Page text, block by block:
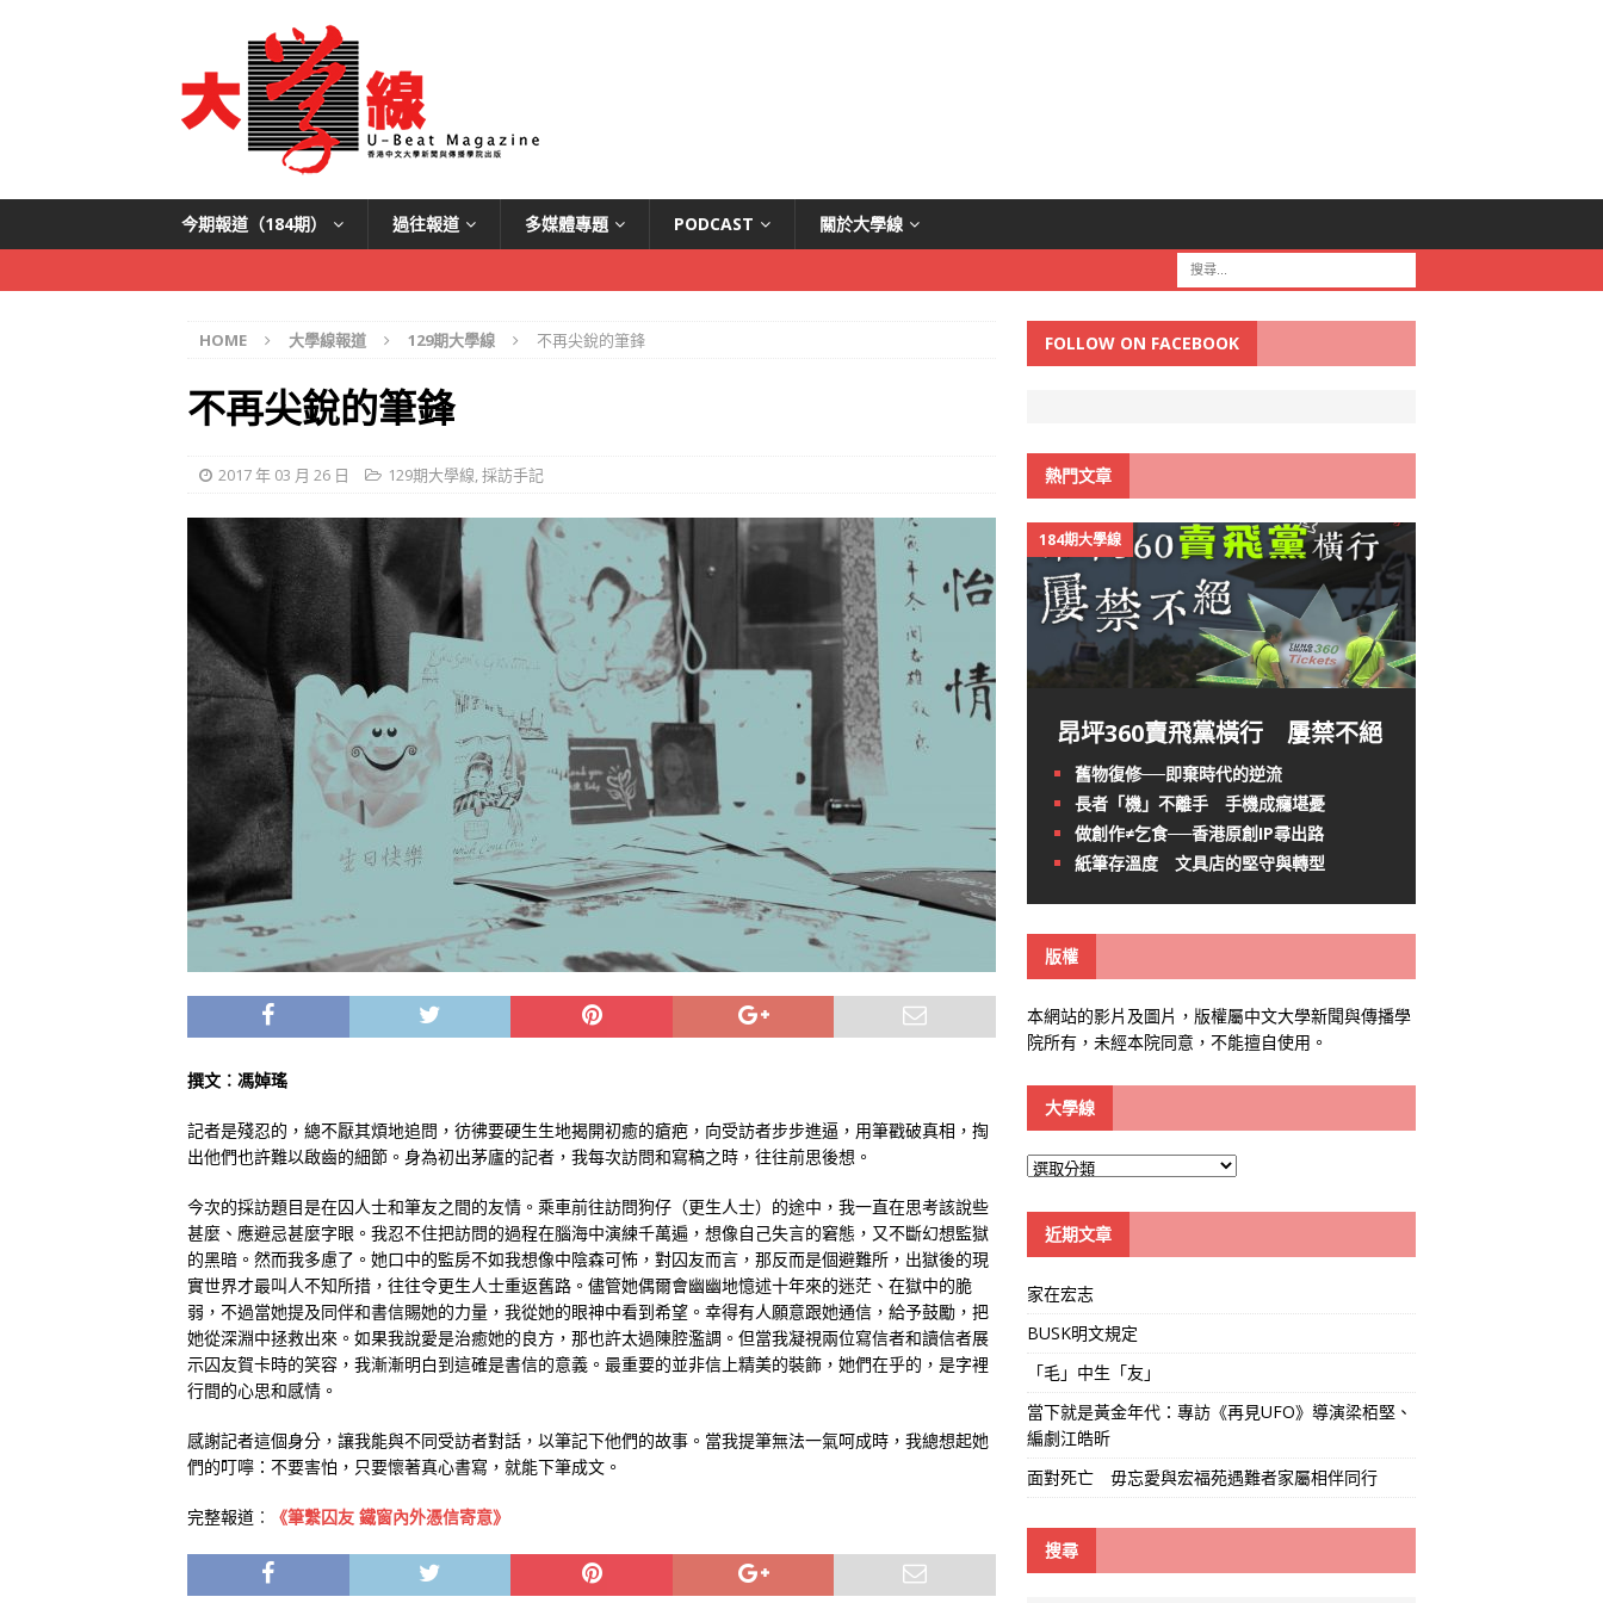
今期報道（184期） 過往報道 多媒體專題 PODCAST 關於大學線
HOME 大學線報道 129期大學線 不再尖銳的筆鋒
不再尖銳的筆鋒
2017 年 03 月 26 日 129期大學線,採訪手記
撰文︰馮婥瑤
記者是殘忍的，總不厭其煩地追問，彷彿要硬生生地揭開初癒的瘡疤，向受訪者步步進逼，用筆戳破真相，掏
出他們也許難以啟齒的細節。身為初出茅廬的記者，我每次訪問和寫稿之時，往往前思後想。
今次的採訪題目是在囚人士和筆友之間的友情。乘車前往訪問狗仔（更生人士）的途中，我一直在思考該說些
甚麼、應避忌甚麼字眼。我忍不住把訪問的過程在腦海中演練千萬遍，想像自己失言的窘態，又不斷幻想監獄
的黑暗。然而我多慮了。她口中的監房不如我想像中陰森可怖，對囚友而言，那反而是個避難所，出獄後的現
實世界才最叫人不知所措，往往令更生人士重返舊路。儘管她偶爾會幽幽地憶述十年來的迷茫、在獄中的脆
弱，不過當她提及同伴和書信賜她的力量，我從她的眼神中看到希望。幸得有人願意跟她通信，給予鼓勵，把
她從深淵中拯救出來。如果我說愛是治癒她的良方，那也許太過陳腔濫調。但當我凝視兩位寫信者和讀信者展
示囚友賀卡時的笑容，我漸漸明白到這確是書信的意義。最重要的並非信上精美的裝飾，她們在乎的，是字裡
行間的心思和感情。
感謝記者這個身分，讓我能與不同受訪者對話，以筆記下他們的故事。當我提筆無法一氣呵成時，我總想起她
們的叮嚀：不要害怕，只要懷著真心書寫，就能下筆成文。
完整報道︰ 《筆繫囚友 鐵窗內外憑信寄意》
FOLLOW ON FACEBOOK
熱門文章
184期大學線
昂坪360賣飛黨橫行 屢禁不絕
舊物復修──即棄時代的逆流
長者「機」不離手 手機成癮堪憂
做創作≠乞食──香港原創IP尋出路
紙筆存溫度 文具店的堅守與轉型
版權
本網站的影片及圖片，版權屬中文大學新聞與傳播學
院所有，未經本院同意，不能擅自使用。
大學線
大
線
近期文章
家在宏志
BUSK明文規定
「毛」中生「友」
當下就是黃金年代：專訪《再見UFO》導演梁栢堅、
編劇江皓昕
面對死亡 毋忘愛與宏福苑遇難者家屬相伴同行
搜尋